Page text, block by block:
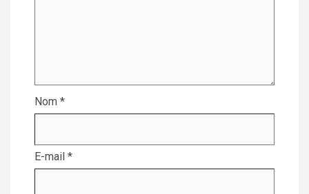
Nom *
E-mail *